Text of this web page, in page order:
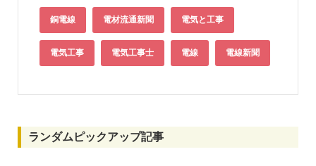
銅電線 電材流通新聞 電気と工事
電気工事 電気工事士 電線 電線新聞
ランダムピックアップ記事